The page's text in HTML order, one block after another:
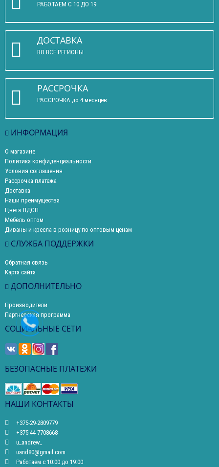
РАБОТАЕМ С 10 ДО 19
ДОСТАВКА
ВО ВСЕ РЕГИОНЫ
РАССРОЧКА
РАССРОЧКА до 4 месяцев
ИНФОРМАЦИЯ
О магазине
Политика конфиденциальности
Условия соглашения
Рассрочка платежа
Доставка
Наши преимущества
Цвета ЛДСП
Мебель оптом
Диваны и кресла в розницу по оптовым ценам
СЛУЖБА ПОДДЕРЖКИ
Обратная связь
Карта сайта
ДОПОЛНИТЕЛЬНО
Производители
Партнерская программа
СОЦИАЛЬНЫЕ СЕТИ
БЕЗОПАСНЫЕ ПЛАТЕЖИ
НАШИ КОНТАКТЫ
+375-29-2809779
+375-44-7708668
u_andrew_
uand80@gmail.com
Работаем с 10:00 до 19:00